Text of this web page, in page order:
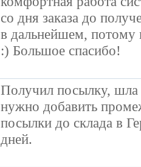
со дня заказа до
в дальнейшем, потому
:) Большое спасибо!
Получил посылку, шла
нужно добавить
посылки до склада в
дней.